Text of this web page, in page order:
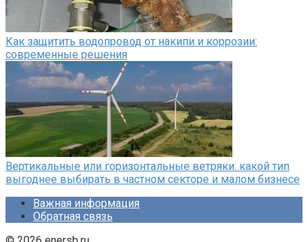
Как защитить водопровод от накипи и коррозии:
современные решения
Вертикальные или горизонтальные ветряки: какой тип
выгоднее выбирать в частном секторе и малом бизнесе
Важная информация
Обратная связь